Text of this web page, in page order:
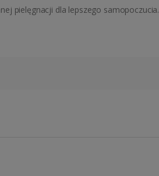
pielęgnacji dla lepszego samopoczucia.